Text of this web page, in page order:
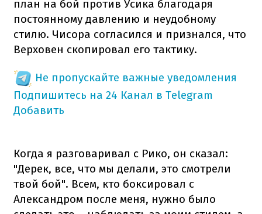
план на бой против Усика благодаря
постоянному давлению и неудобному
стилю. Чисора согласился и признался, что
Верховен скопировал его тактику.
Не пропускайте важные уведомления
Подпишитесь на 24 Канал в Telegram
Добавить
Когда я разговаривал с Рико, он сказал:
"Дерек, все, что мы делали, это смотрели
твой бой". Всем, кто боксировал с
Александром после меня, нужно было